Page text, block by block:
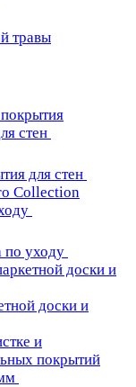
травы
стен
для стен
Collection
по уходу
доски и
доски и
и
покрытий